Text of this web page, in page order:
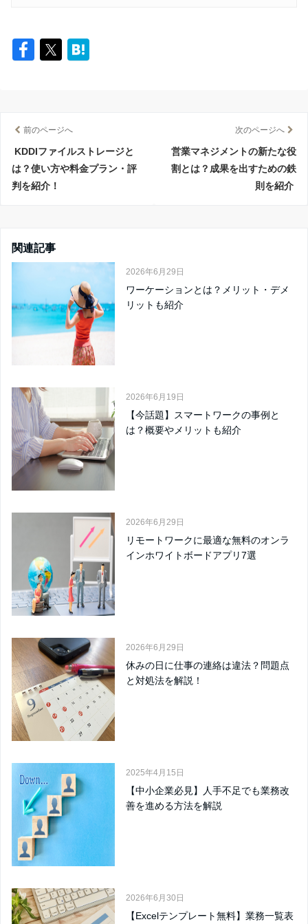
前のページへ
KDDIファイルストレージと
は？使い方や料金プラン・評
判を紹介！
次のページへ
営業マネジメントの新たな役
割とは？成果を出すための鉄
則を紹介
関連記事
2026年6月29日
ワーケーションとは？メリット・デメ
リットも紹介
2026年6月19日
【今話題】スマートワークの事例と
は？概要やメリットも紹介
2026年6月29日
リモートワークに最適な無料のオンラ
インホワイトボードアプリ7選
2026年6月29日
休みの日に仕事の連絡は違法？問題点
と対処法を解説！
2025年4月15日
【中小企業必見】人手不足でも業務改
善を進める方法を解説
2026年6月30日
【Excelテンプレート無料】業務一覧表